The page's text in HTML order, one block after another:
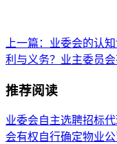
上一篇：业委会的认
利与义务？业主委员会
推荐阅读
业委会自主选聘招标
会有权自行确定物业